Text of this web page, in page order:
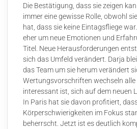
Die Bestätigung, dass sie zeigen
immer eine gewisse Rolle, obwohl
hat, dass sie keine Eintagsfliege
eher um neue Emotionen und
Titel. Neue Herausforderungen
sich das Umfeld verändert. Darja
das Team um sie herum verändert
Wertungsvorschriften wechseln alle
interessant ist, sich auf dem neuen
In Paris hat sie davon profitiert,
Körperschwierigkeiten im Fokus
beherrscht. Jetzt ist es deutlich